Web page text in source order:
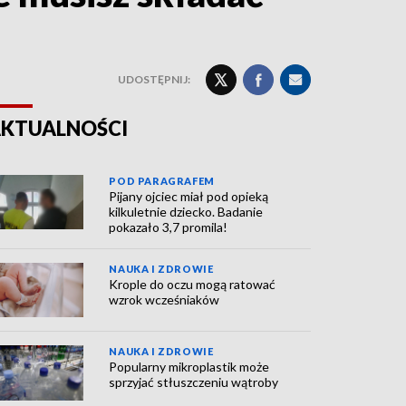
UDOSTĘPNIJ:
POD PARAGRAFEM
Pijany ojciec miał pod opieką
kilkuletnie dziecko. Badanie
pokazało 3,7 promila!
NAUKA I ZDROWIE
Krople do oczu mogą ratować
wzrok wcześniaków
NAUKA I ZDROWIE
Popularny mikroplastik może
sprzyjać stłuszczeniu wątroby